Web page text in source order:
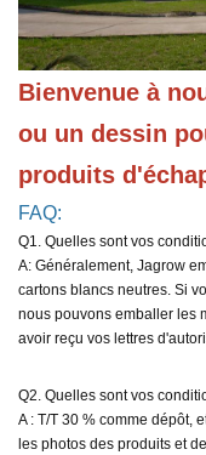
Bienvenue à
ou un dessin
produits
FAQ:
Q1. Quelles sont vos
A: Généralement, Jagrow
cartons blancs neutres. Si
nous pouvons emballer les
avoir reçu vos lettres
Q2. Quelles sont vos
A : T/T 30 % comme dépôt,
les photos des produits et